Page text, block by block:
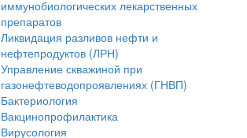
иммунобиологических лекарственных
препаратов
Ликвидация разливов нефти и
нефтепродуктов (ЛРН)
Управление скважиной при
газонефтеводопроявлениях (ГНВП)
Бактериология
Вакцинопрофилактика
Вирусология